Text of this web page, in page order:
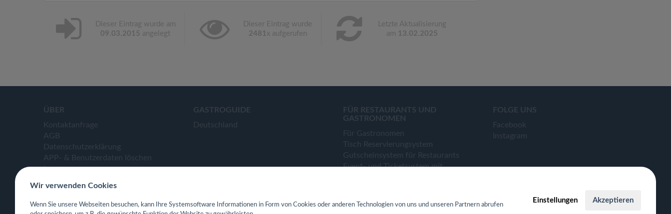
Dieser Eintrag wurde am
09.03.2015 angelegt
Dieser Eintrag wurde
2481 x aufgerufen
Letzte Aktualisierung
am 13.02.2025
ÜBER
Kontaktanfrage
AGB
Datenschutzerklärung
APP- & Benutzerdaten löschen
Impressum
GASTROGUIDE
Deutschland
FÜR RESTAURANTS UND
GASTRONOMEN
Für Gastronomen
Tisch Reservierungsystem
Gutscheinsystem für Restaurants
Event- und Ticketsystem mit
Webseiten für Restaurant
FOLGE UNS
Facebook
Instagram
Wir verwenden Cookies
Wenn Sie unsere Webseiten besuchen, kann Ihre Systemsoftware Informationen in Form von Cookies oder anderen Technologien von uns und unseren Partnern abrufen
Einstellungen Akzeptieren